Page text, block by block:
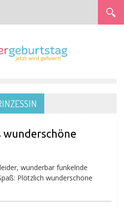
wunderschöne
wunderbar funkelnde
Plötzlich wunderschöne